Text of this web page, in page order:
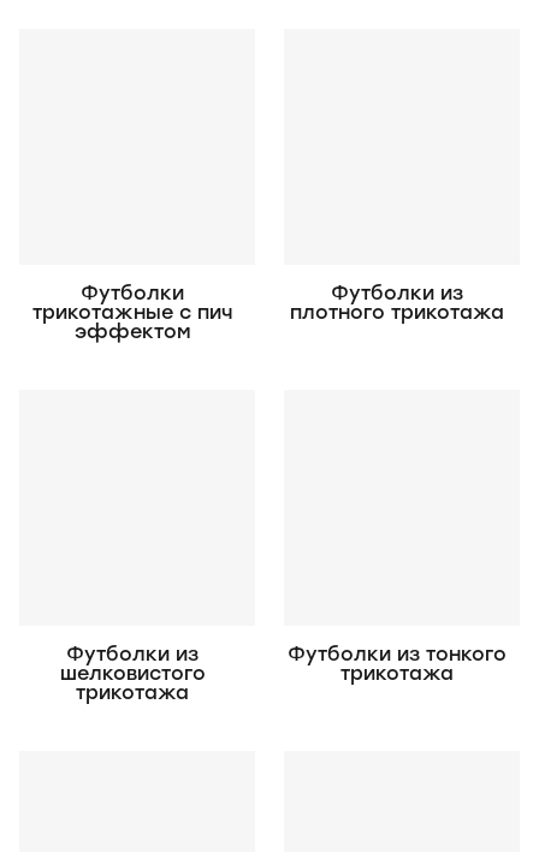
Футболки
трикотажные с пич
эффектом
Футболки из
плотного трикотажа
Футболки из
шелковистого
трикотажа
Футболки из тонкого
трикотажа